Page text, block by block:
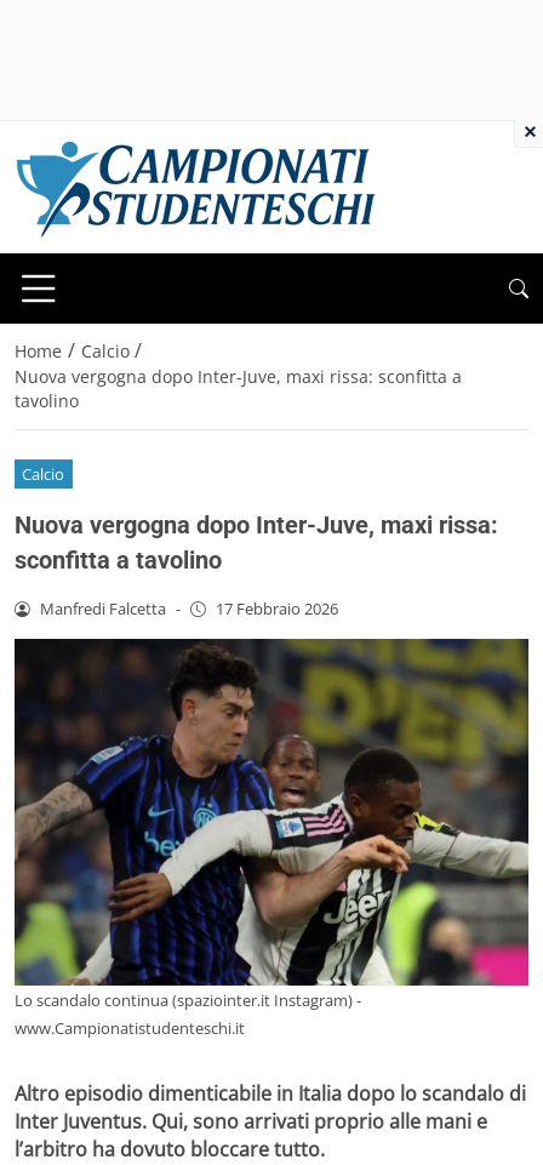
Home / Calcio /
Nuova vergogna dopo Inter-Juve, maxi rissa: sconfitta a
tavolino
Calcio
Nuova vergogna dopo Inter-Juve, maxi rissa:
sconfitta a tavolino
Manfredi Falcetta - 17 Febbraio 2026
Lo scandalo continua (spaziointer.it Instagram) -
www.Campionatistudenteschi.it
Altro episodio dimenticabile in Italia dopo lo scandalo di
Inter Juventus. Qui, sono arrivati proprio alle mani e
l’arbitro ha dovuto bloccare tutto.
×